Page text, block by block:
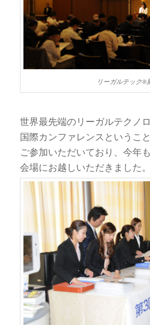
リーガルテック®
世界最先端のリーガルテクノ
国際カンファレンスというこ
ご参加いただいており、今年
会場にお越しいただきました。